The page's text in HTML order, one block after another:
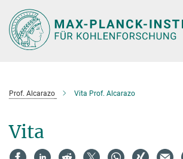
Hauptinhalt
Prof. Alcarazo Vita Prof. Alcarazo
Vita